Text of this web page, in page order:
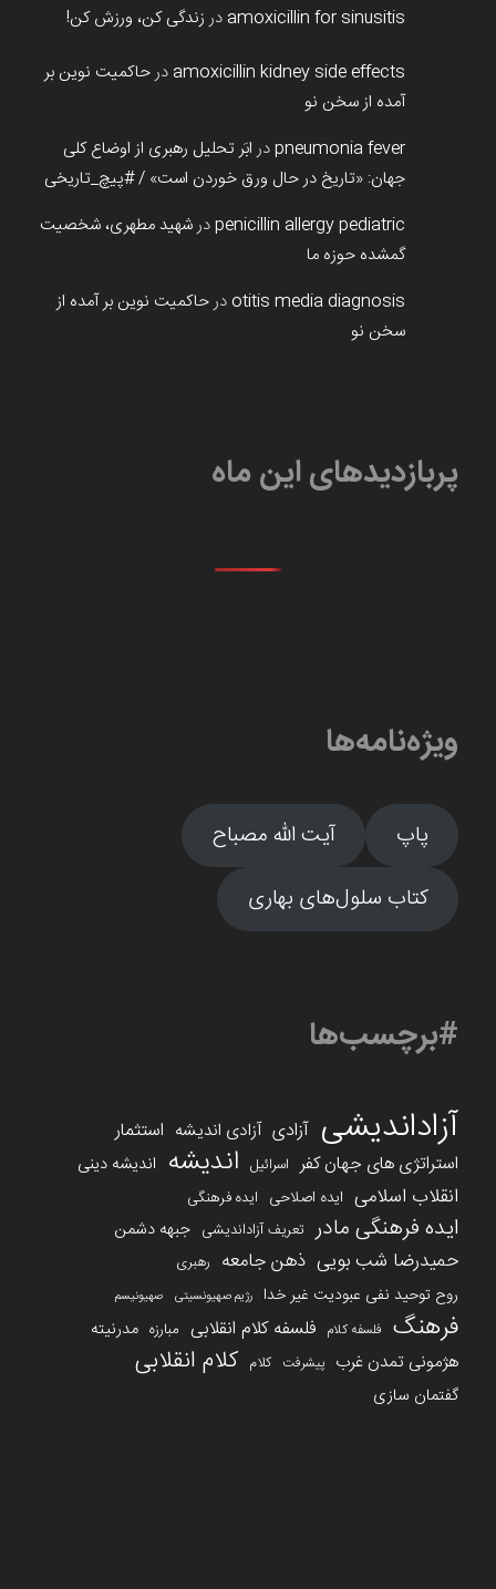
amoxicillin for sinusitis درزندگی کن، ورزش کن!
amoxicillin kidney side effects درحاکمیت نوین بر
آمده از سخن نو
pneumonia feverدر ابَر تحلیل رهبری از اوضاع کلی
جهان: «تاریخ در حال ورق خوردن است» / #پیچ_تاریخی
penicillin allergy pediatricدرشهید مطهری، شخصیت
گمشده حوزه ما
otitis media diagnosisدرحاکمیت نوین بر آمده از
سخن نو
پربازدیدهای این ماه
ویژه‌نامه‌ها
پاپ
آیت الله مصباح
کتاب سلول‌های بهاری
#برچسب‌ها
آزاداندیشی آزادی آزادی اندیشه استثمار
استراتژی های جهان کفر اسرائیل اندیشه اندیشه دینی
انقلاب اسلامی ایده اصلاحی ایده فرهنگی
ایده فرهنگی مادر تعریف آزاداندیشی جبهه دشمن
حمیدرضا شب بویی ذهن جامعه رهبری
روح توحید نفی عبودیت غیر خدا رژیم صهیونسیتی صهیونیسم
فرهنگ فلسفه کلام فلسفه کلام انقلابی مبارزه مدرنیته
هژمونی تمدن غرب پیشرفت کلام کلام انقلابی
گفتمان سازی